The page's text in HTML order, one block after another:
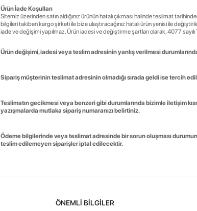
Ürün İade Koşulları
Sitemiz üzerinden satın aldığınız ürünün hatalı çıkması halinde teslimat
bilgileri takiben kargo şirketi ile bize ulaştıracağınız hatalı ürün yenisi ile
iade ve değişimi yapılmaz. Ürün iadesi ve değiştirme şartları olarak, 4077
Ürün değişimi, iadesi veya teslim adresinin yanlış verilmesi
Sipariş müşterinin teslimat adresinin olmadığı sırada geldi ise tercih
Teslimatın gecikmesi veya benzeri gibi durumlarında bizimle iletişim
yazışmalarda mutlaka sipariş numaranızı belirtiniz.
Ödeme bilgilerinde veya teslimat adresinde bir sorun oluşması
teslim edilemeyen siparişler iptal edilecektir.
ÖNEMLI BILGILER